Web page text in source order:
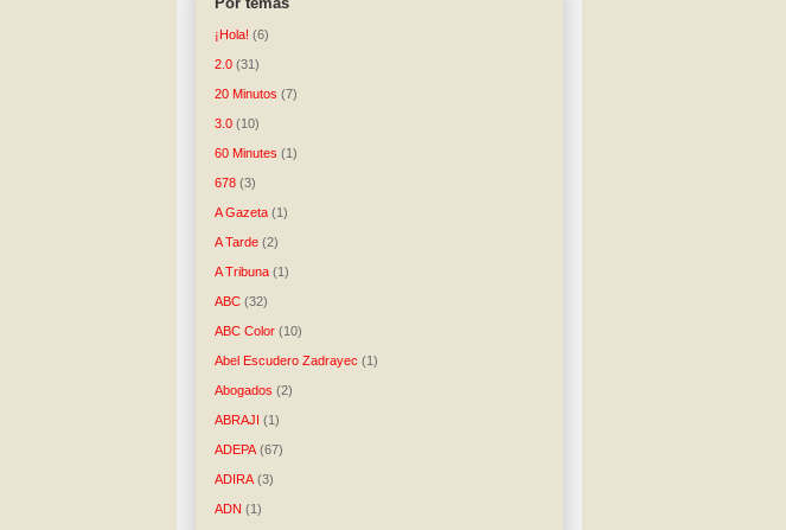
¡Hola! (6)
2.0 (31)
20 Minutos (7)
3.0 (10)
60 Minutes (1)
678 (3)
A Gazeta (1)
A Tarde (2)
A Tribuna (1)
ABC (32)
ABC Color (10)
Abel Escudero Zadrayec (1)
Abogados (2)
ABRAJI (1)
ADEPA (67)
ADIRA (3)
ADN (1)